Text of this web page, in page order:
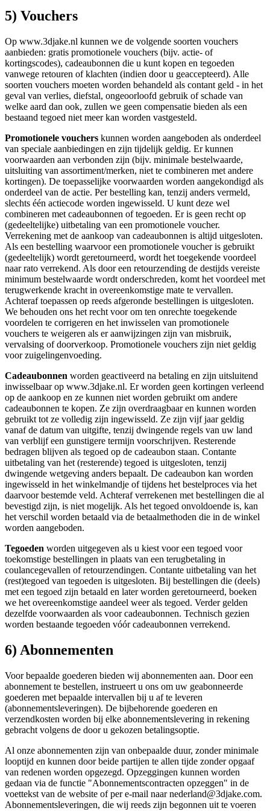
5) Vouchers
Op www.3djake.nl kunnen we de volgende soorten vouchers
aanbieden: gratis promotionele vouchers (bijv. actie- of
kortingscodes), cadeaubonnen die u kunt kopen en tegoeden
vanwege retouren of klachten (indien door u geaccepteerd). Alle
soorten vouchers moeten worden behandeld als contant geld - in het
geval van verlies, diefstal, ongeoorloofd gebruik of schade van
welke aard dan ook, zullen we geen compensatie bieden als een
bestaand tegoed niet meer kan worden vastgesteld.
Promotionele vouchers kunnen worden aangeboden als onderdeel
van speciale aanbiedingen en zijn tijdelijk geldig. Er kunnen
voorwaarden aan verbonden zijn (bijv. minimale bestelwaarde,
uitsluiting van assortiment/merken, niet te combineren met andere
kortingen). De toepasselijke voorwaarden worden aangekondigd als
onderdeel van de actie. Per bestelling kan, tenzij anders vermeld,
slechts één actiecode worden ingewisseld. U kunt deze wel
combineren met cadeaubonnen of tegoeden. Er is geen recht op
(gedeeltelijke) uitbetaling van een promotionele voucher.
Verrekening met de aankoop van cadeaubonnen is altijd uitgesloten.
Als een bestelling waarvoor een promotionele voucher is gebruikt
(gedeeltelijk) wordt geretourneerd, wordt het toegekende voordeel
naar rato verrekend. Als door een retourzending de destijds vereiste
minimum bestelwaarde wordt onderschreden, komt het voordeel met
terugwerkende kracht in overeenkomstige mate te vervallen.
Achteraf toepassen op reeds afgeronde bestellingen is uitgesloten.
We behouden ons het recht voor om ten onrechte toegekende
voordelen te corrigeren en het inwisselen van promotionele
vouchers te weigeren als er aanwijzingen zijn van misbruik,
vervalsing of doorverkoop. Promotionele vouchers zijn niet geldig
voor zuigelingenvoeding.
Cadeaubonnen worden geactiveerd na betaling en zijn uitsluitend
inwisselbaar op www.3djake.nl. Er worden geen kortingen verleend
op de aankoop en ze kunnen niet worden gebruikt om andere
cadeaubonnen te kopen. Ze zijn overdraagbaar en kunnen worden
gebruikt tot ze volledig zijn ingewisseld. Ze zijn vijf jaar geldig
vanaf de datum van uitgifte, tenzij dwingende regels van uw land
van verblijf een gunstigere termijn voorschrijven. Resterende
bedragen blijven als tegoed op de cadeaubon staan. Contante
uitbetaling van het (resterende) tegoed is uitgesloten, tenzij
dwingende wetgeving anders bepaalt. De cadeaubon kan worden
ingewisseld in het winkelmandje of tijdens het bestelproces via het
daarvoor bestemde veld. Achteraf verrekenen met bestellingen die al
bevestigd zijn, is niet mogelijk. Als het tegoed onvoldoende is, kan
het verschil worden betaald via de betaalmethoden die in de winkel
worden aangeboden.
Tegoeden worden uitgegeven als u kiest voor een tegoed voor
toekomstige bestellingen in plaats van een terugbetaling in
coulancegevallen of retourzendingen. Contante uitbetaling van het
(rest)tegoed van tegoeden is uitgesloten. Bij bestellingen die (deels)
met een tegoed zijn betaald en later worden geretourneerd, boeken
we het overeenkomstige aandeel weer als tegoed. Verder gelden
dezelfde voorwaarden als voor cadeaubonnen. Technisch gezien
worden bestaande tegoeden vóór cadeaubonnen verrekend.
6) Abonnementen
Voor bepaalde goederen bieden wij abonnementen aan. Door een
abonnement te bestellen, instrueert u ons om uw geabonneerde
goederen met bepaalde intervallen bij u af te leveren
(abonnementsleveringen). De bijbehorende goederen en
verzendkosten worden bij elke abonnementslevering in rekening
gebracht volgens de door u gekozen betalingsoptie.
Al onze abonnementen zijn van onbepaalde duur, zonder minimale
looptijd en kunnen door beide partijen te allen tijde zonder opgaaf
van redenen worden opgezegd. Opzeggingen kunnen worden
gedaan via de functie "Abonnementscontracten opzeggen" in de
voettekst van de website of per e-mail naar nederland@3djake.com.
Abonnementsleveringen, die wij reeds zijn begonnen uit te voeren